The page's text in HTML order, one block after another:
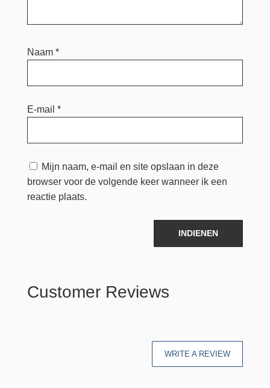
Naam *
E-mail *
Mijn naam, e-mail en site opslaan in deze
browser voor de volgende keer wanneer ik een
reactie plaats.
INDIENEN
Customer Reviews
WRITE A REVIEW